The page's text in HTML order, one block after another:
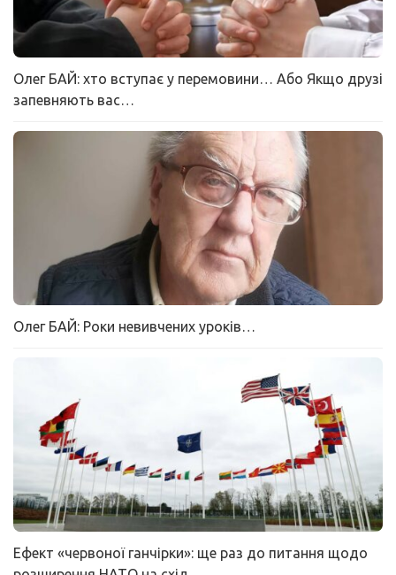
Олег БАЙ: хто вступає у перемовини… Або Якщо друзі
запевняють вас…
Олег БАЙ: Роки невивчених уроків…
Ефект «червоної ганчірки»: ще раз до питання щодо